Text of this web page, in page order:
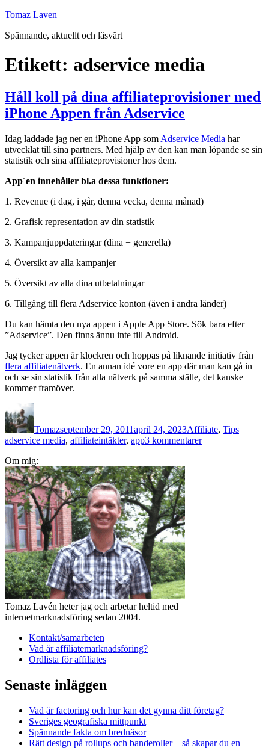
Hoppa
innehåll
Tomaz Laven
Spännande, aktuellt och läsvärt
Etikett: adservice media
Håll koll på dina affiliateprovisioner med
iPhone Appen från Adservice
Idag laddade jag ner en iPhone App som Adservice Media har
utvecklat till sina partners. Med hjälp av den kan man löpande se sin
statistik och sina affiliateprovisioner hos dem.
App´en innehåller bl.a dessa funktioner:
1. Revenue (i dag, i går, denna vecka, denna månad)
2. Grafisk representation av din statistik
3. Kampanjuppdateringar (dina + generella)
4. Översikt av alla kampanjer
5. Översikt av alla dina utbetalningar
6. Tillgång till flera Adservice konton (även i andra länder)
Du kan hämta den nya appen i Apple App Store. Sök bara efter
”Adservice”. Den finns ännu inte till Android.
Jag tycker appen är klockren och hoppas på liknande initiativ från
flera affiliatenätverk. En annan idé vore en app där man kan gå in
och se sin statistik från alla nätverk på samma ställe, det kanske
kommer framöver.
Författare
Tomazseptember 29, 2011april 24, 2023Affiliate, Tips
adservice media, affiliateintäkter, app3 kommentarertill
Om mig:
Tomaz Lavén heter jag och arbetar heltid med
internetmarknadsföring sedan 2004.
Kontakt/samarbeten
Vad är affiliatemarknadsföring?
Ordlista för affiliates
Senaste inläggen
Vad är factoring och hur kan det gynna ditt företag?
Sveriges geografiska mittpunkt
Spännande fakta om brednäsor
Rätt design på rollups och banderoller – så skapar du en